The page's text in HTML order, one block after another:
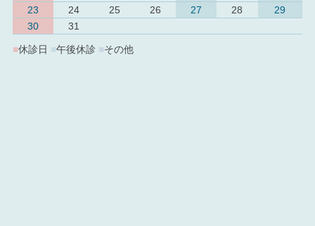
23
24 25 26 27 28
29
30
31
■休診日 ■午後休診 その他